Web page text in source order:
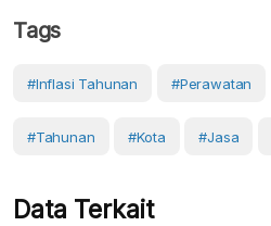
Tags
#inflasi Tahunan #perawatan
#Tahunan #Kota #Jasa
Data Terkait